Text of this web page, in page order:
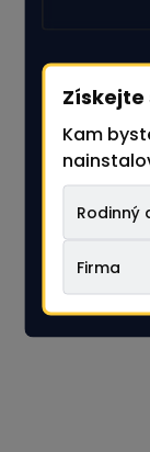
Získejte
Kam
Rodinný
Firma